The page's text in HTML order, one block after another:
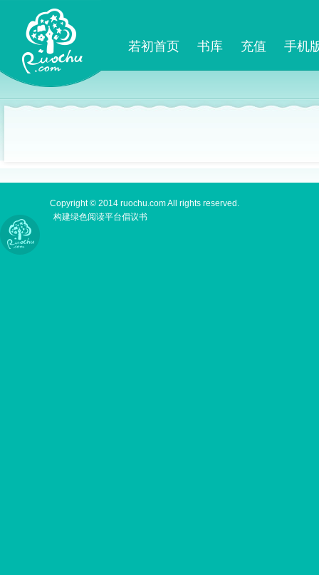
若初首页 书库 充值 手机
Copyright © 2014 ruochu.com All rights reserved.
构建绿色阅读平台倡议书